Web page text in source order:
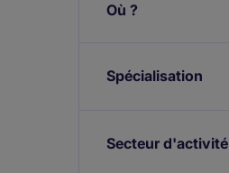
Où ?
Spécialisation
Secteur d'activité